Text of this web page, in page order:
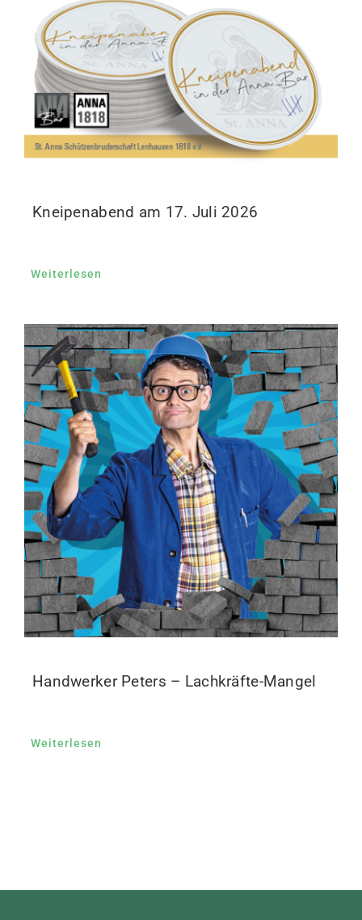
Kneipenabend am 17. Juli 2026
Weiterlesen
Handwerker Peters – Lachkräfte-Mangel
Weiterlesen